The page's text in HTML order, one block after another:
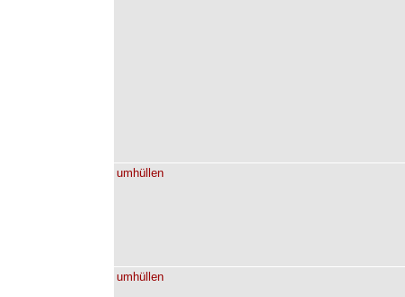
umhüllen
umhüllen